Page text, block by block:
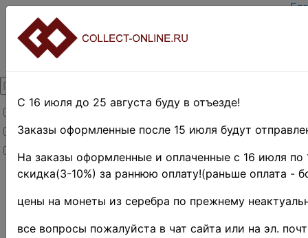
Товары со скидкой
Товары в наличии
Новинки
Главная»
»Монеты»
Россия до
1917 г.»
С 16 июля до 25 августа буду в отъезде!
Заказы оформленные после 15 июля будут
На заказы оформленные и оплаченные с 16 июля по
скидка(3-10%) за раннюю оплату!(раньше оплата -
цены на монеты из серебра по прежнему
все вопросы пожалуйста в чат сайта или на эл.